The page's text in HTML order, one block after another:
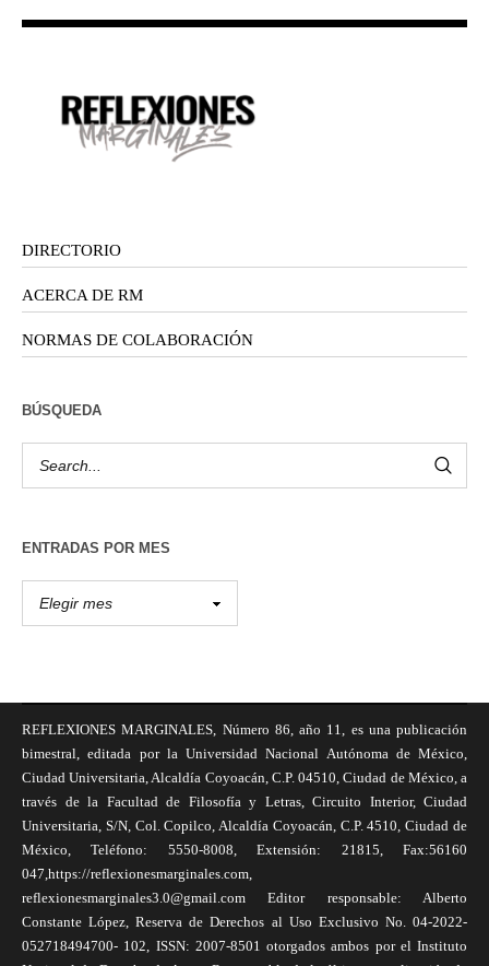
DIRECTORIO
ACERCA DE RM
NORMAS DE COLABORACIÓN
BÚSQUEDA
ENTRADAS POR MES
REFLEXIONES MARGINALES, Número 86, año 11, es una publicación
bimestral, editada por la Universidad Nacional Autónoma de México,
Ciudad Universitaria, Alcaldía Coyoacán, C.P. 04510, Ciudad de México, a
través de la Facultad de Filosofía y Letras, Circuito Interior, Ciudad
Universitaria, S/N, Col. Copilco, Alcaldía Coyoacán, C.P. 4510, Ciudad de
México, Teléfono: 5550-8008, Extensión: 21815, Fax:56160
047,https://reflexionesmarginales.com,
reflexionesmarginales3.0@gmail.com Editor responsable: Alberto
Constante López, Reserva de Derechos al Uso Exclusivo No. 04-2022-
052718494700- 102, ISSN: 2007-8501 otorgados ambos por el Instituto